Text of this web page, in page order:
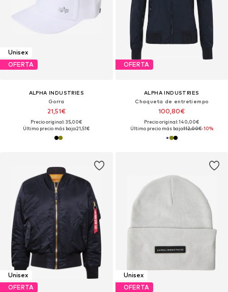
Unisex
OFERTA
ALPHA INDUSTRIES
Gorra
21,51€
Precio original: 35,00€
Último precio más bajo:21,51€
OFERTA
ALPHA INDUSTRIES
Chaqueta de entretiempo
100,80€
Precio original: 140,00€
Último precio más bajo:112,00€-10%
Unisex
OFERTA
Unisex
OFERTA